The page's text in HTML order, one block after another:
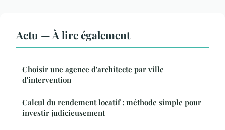
Actu — À lire également
Choisir une agence d'architecte par ville
d'intervention
Calcul du rendement locatif : méthode simple pour
investir judicieusement